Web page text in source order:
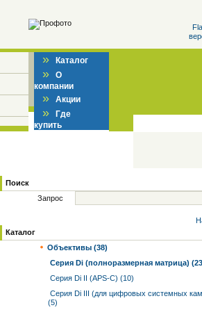
» Каталог
» О
компании
» Акции
» Где
купить
Поиск
Запрос
Каталог
Объективы (38)
Серия Di (полноразмерная матрица)
Серия Di II (APS-C) (10)
Серия Di III (для цифровых системных
(5)